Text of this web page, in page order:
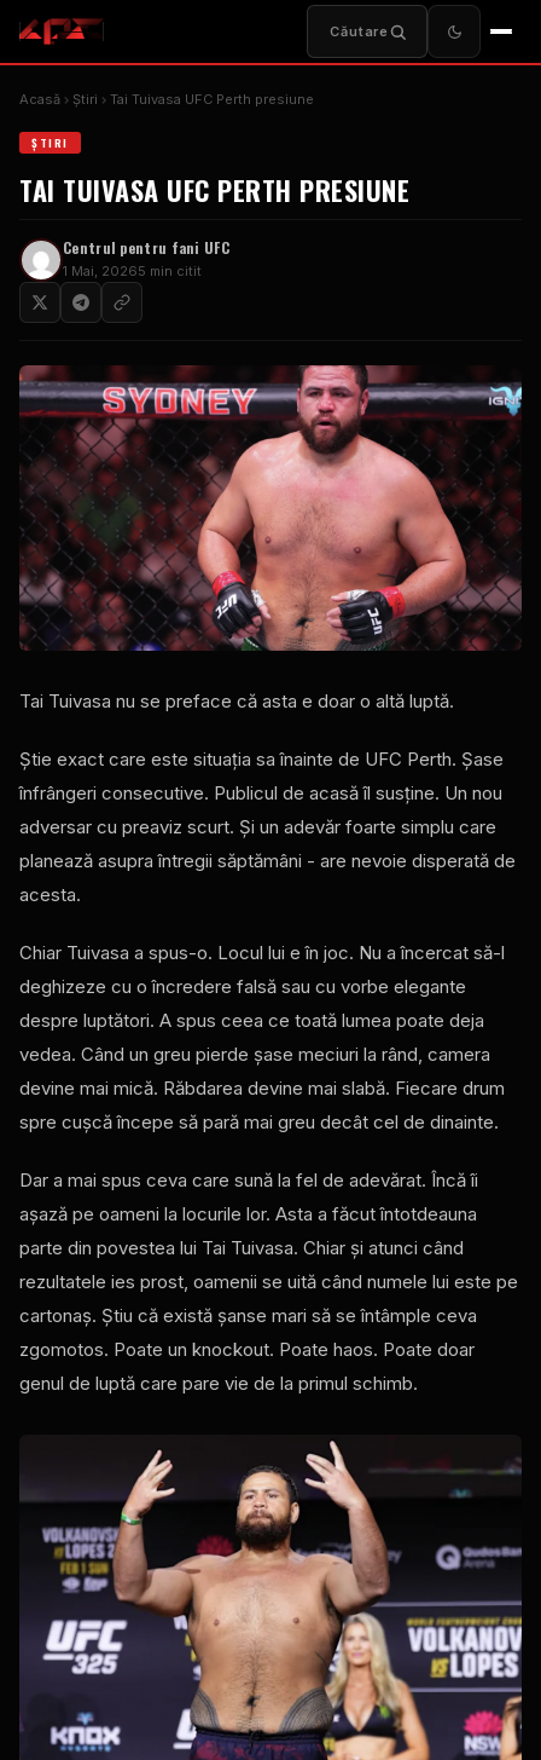
Căutare
Acasă Ştiri Tai Tuivasa UFC Perth presiune
ŞTIRI
TAI TUIVASA UFC PERTH PRESIUNE
Centrul pentru fani UFC
1 Mai, 20265 min citit
Tai Tuivasa nu se preface că asta e doar o altă luptă.
Știe exact care este situația sa înainte de UFC Perth. Șase
înfrângeri consecutive. Publicul de acasă îl susține. Un nou
adversar cu preaviz scurt. Și un adevăr foarte simplu care
planează asupra întregii săptămâni - are nevoie disperată de
acesta.
Chiar Tuivasa a spus-o. Locul lui e în joc. Nu a încercat să-l
deghizeze cu o încredere falsă sau cu vorbe elegante
despre luptători. A spus ceea ce toată lumea poate deja
vedea. Când un greu pierde șase meciuri la rând, camera
devine mai mică. Răbdarea devine mai slabă. Fiecare drum
spre cușcă începe să pară mai greu decât cel de dinainte.
Dar a mai spus ceva care sună la fel de adevărat. Încă îi
așază pe oameni la locurile lor. Asta a făcut întotdeauna
parte din povestea lui Tai Tuivasa. Chiar și atunci când
rezultatele ies prost, oamenii se uită când numele lui este pe
cartonaș. Știu că există șanse mari să se întâmple ceva
zgomotos. Poate un knockout. Poate haos. Poate doar
genul de luptă care pare vie de la primul schimb.